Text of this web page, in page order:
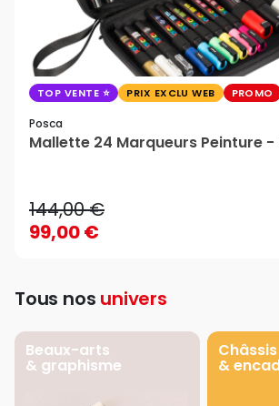
TOP VENTE PRIX EXCLU WEB PROMO
Posca
Mallette 24 Marqueurs Peinture -
144,00 €
99,00 €
Tous nos univers
Beaux-arts
& graphisme
Châssis
&